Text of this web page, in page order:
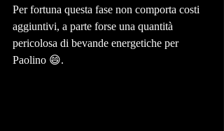
Per fortuna questa fase non comporta costi
aggiuntivi, a parte forse una quantità
pericolosa di bevande energetiche per
Paolino 😄.